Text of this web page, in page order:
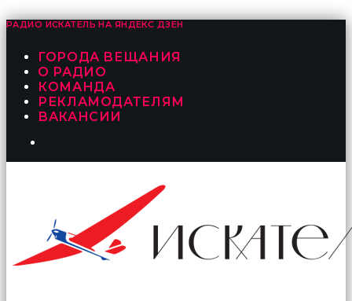
РАДИО ИСКАТЕЛЬ НА ЯНДЕКС ДЗЕН
ГОРОДА ВЕЩАНИЯ
О РАДИО
КОМАНДА
РЕКЛАМОДАТЕЛЯМ
ВАКАНСИИ